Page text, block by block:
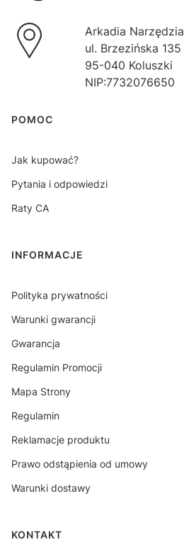
Arkadia Narzędzia
ul. Brzezińska 135
95-040 Koluszki
NIP:7732076650
Linki w stopce
POMOC
Jak kupować?
Pytania i odpowiedzi
Raty CA
INFORMACJE
Polityka prywatności
Warunki gwarancji
Gwarancja
Regulamin Promocji
Mapa Strony
Regulamin
Reklamacje produktu
Prawo odstąpienia od umowy
Warunki dostawy
KONTAKT